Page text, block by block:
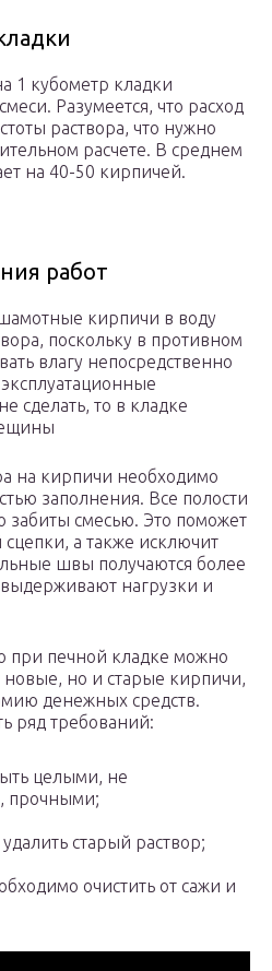
1 кубометр кладки
Разумеется, что расход
раствора, что нужно
расчете. В среднем
на 40-50 кирпичей.
работ
кирпичи в воду
поскольку в противном
влагу непосредственно
сделать, то в кладке
на кирпичи необходимо
заполнения. Все полости
забиты смесью. Это поможет
а также исключит
швы получаются более
нагрузки и
при печной кладке можно
новые, но и старые кирпичи,
денежных средств.
ряд требований:
целыми, не
прочными;
старый раствор;
очистить от сажи и